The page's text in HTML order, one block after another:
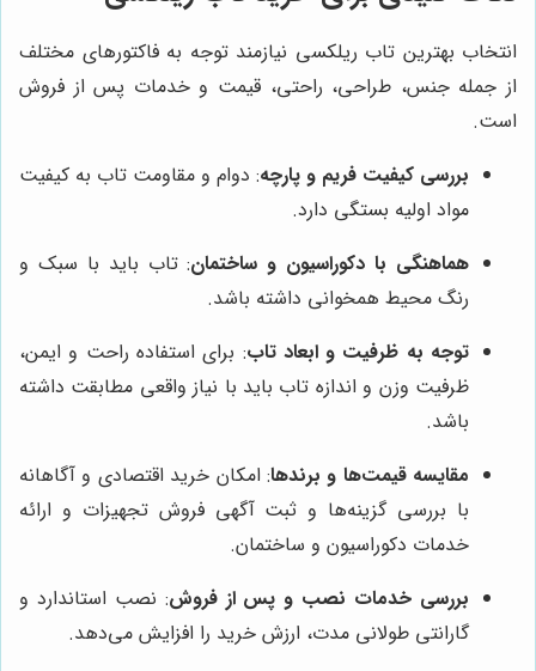
انتخاب بهترین تاب ریلکسی نیازمند توجه به فاکتورهای مختلف
از جمله جنس، طراحی، راحتی، قیمت و خدمات پس از فروش
است.
بررسی کیفیت فریم و پارچه: دوام و مقاومت تاب به کیفیت
مواد اولیه بستگی دارد.
هماهنگی با دکوراسیون و ساختمان: تاب باید با سبک و
رنگ محیط همخوانی داشته باشد.
توجه به ظرفیت و ابعاد تاب: برای استفاده راحت و ایمن،
ظرفیت وزن و اندازه تاب باید با نیاز واقعی مطابقت داشته
باشد.
مقایسه قیمت‌ها و برندها: امکان خرید اقتصادی و آگاهانه
با بررسی گزینه‌ها و ثبت آگهی فروش تجهیزات و ارائه
خدمات دکوراسیون و ساختمان.
بررسی خدمات نصب و پس از فروش: نصب استاندارد و
گارانتی طولانی مدت، ارزش خرید را افزایش می‌دهد.